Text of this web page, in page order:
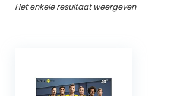
Het enkele resultaat weergeven